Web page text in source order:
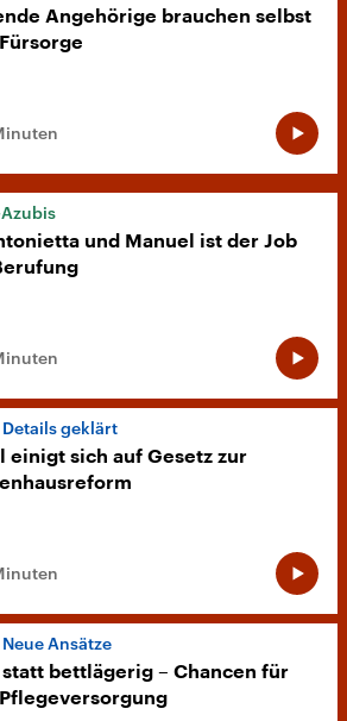
Angehörige brauchen selbst
und Manuel ist der Job
Details geklärt
einigt sich auf Gesetz zur
Neue Ansätze
statt bettlägerig – Chancen für